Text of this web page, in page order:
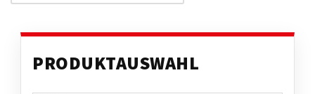
PRODUKTAUSWAHL